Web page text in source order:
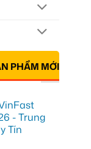
PHẨM MỚI
- Trung
Tín